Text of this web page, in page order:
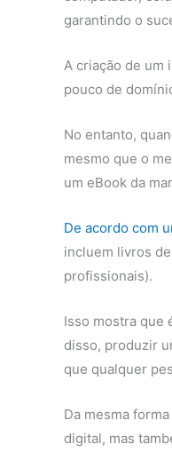
garantindo o
A criação de um
pouco de
No entanto,
mesmo que o
um eBook da
De acordo com
incluem livros
profissionais).
Isso mostra que
disso, produzir
que qualquer
Da mesma
digital, mas